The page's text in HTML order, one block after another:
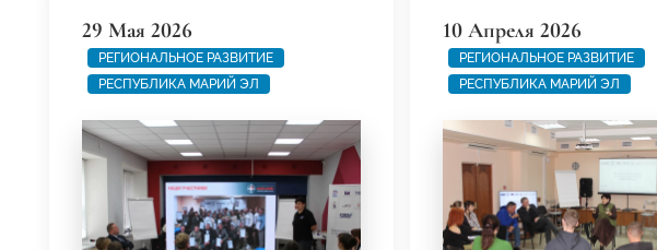
29 Мая 2026
РЕГИОНАЛЬНОЕ РАЗВИТИЕ
РЕСПУБЛИКА МАРИЙ ЭЛ
10 Апреля 2026
РЕГИОНАЛЬНОЕ РАЗВИТИЕ
РЕСПУБЛИКА МАРИЙ ЭЛ